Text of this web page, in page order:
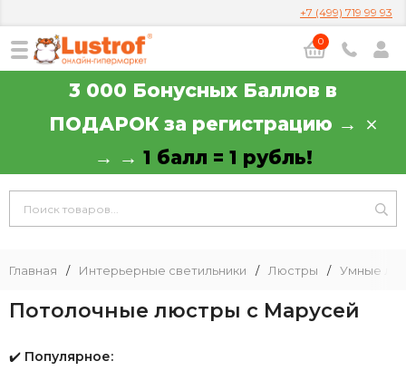
+7 (499) 719 99 93
0
3 000 Бонусных Баллов в
ПОДАРОК за регистрацию →
→ → 1 балл = 1 рубль!
Главная / Интерьерные светильники / Люстры / Умные
Потолочные люстры с Марусей
✔️ Популярное: